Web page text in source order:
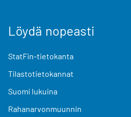
Löydä nopeasti
StatFin-tietokanta
Tilastotietokannat
Suomi lukuina
Rahanarvonmuunnin